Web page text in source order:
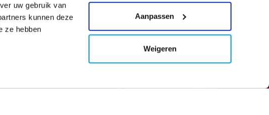
uw gebruik van
kunnen deze
ze hebben
Aanpassen
Weigeren
Meer weten? Bel ons!
Irma
info@wijzijnspectrum.nl
(026) 352 34 20